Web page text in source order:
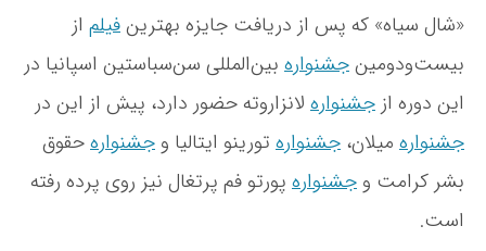
«شال سیاه» که پس از دریافت جایزه بهترینفیلم از
بیست‌ودومینجشنواره بین‌المللی سن‌سباستین اسپانیا در
این دوره از جشنواره لانزاروته حضور دارد، پیش از این در
جشنواره میلان، جشنواره تورینو ایتالیا و جشنوارهحقوق
بشر کرامت و جشنواره پورتو فم پرتغال نیز روی پرده رفته
است.